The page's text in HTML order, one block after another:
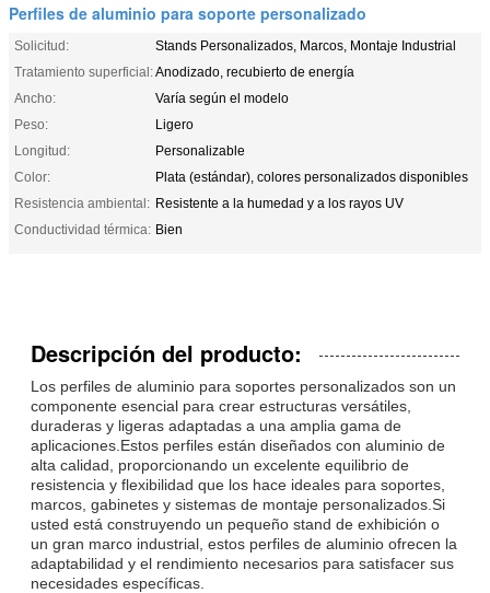
Perfiles de aluminio para soporte personalizado
Solicitud:
Stands Personalizados, Marcos, Montaje Industrial
Tratamiento superficial:Anodizado, recubierto de energía
Ancho:
Varía según el modelo
Peso:
Ligero
Longitud:
Personalizable
Color:
Plata (estándar), colores personalizados disponibles
Resistencia ambiental: Resistente a la humedad y a los rayos UV
Conductividad térmica: Bien
Descripción del producto:
Los perfiles de aluminio para soportes personalizados son un
componente esencial para crear estructuras versátiles,
duraderas y ligeras adaptadas a una amplia gama de
aplicaciones.Estos perfiles están diseñados con aluminio de
alta calidad, proporcionando un excelente equilibrio de
resistencia y flexibilidad que los hace ideales para soportes,
marcos, gabinetes y sistemas de montaje personalizados.Si
usted está construyendo un pequeño stand de exhibición o
un gran marco industrial, estos perfiles de aluminio ofrecen la
adaptabilidad y el rendimiento necesarios para satisfacer sus
necesidades específicas.